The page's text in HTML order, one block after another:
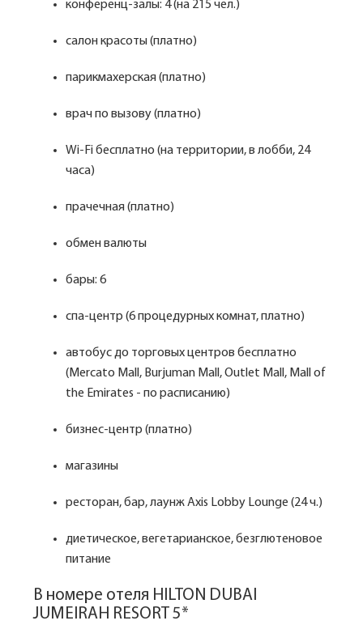
конференц-залы: 4 (на 215 чел.)
салон красоты (платно)
парикмахерская (платно)
врач по вызову (платно)
Wi-Fi бесплатно (на территории, в лобби, 24
часа)
прачечная (платно)
обмен валюты
бары: 6
спа-центр (6 процедурных комнат, платно)
автобус до торговых центров бесплатно
(Mercato Mall, Burjuman Mall, Outlet Mall, Mall of
the Emirates - по расписанию)
бизнес-центр (платно)
магазины
ресторан, бар, лаунж Axis Lobby Lounge (24 ч.)
диетическое, вегетарианское, безглютеновое
питание
В номере отеля HILTON DUBAI
JUMEIRAH RESORT 5*